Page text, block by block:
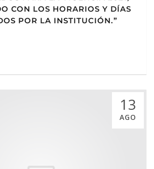
CON LOS HORARIOS Y DÍAS
POR LA INSTITUCIÓN.”
13
AGO